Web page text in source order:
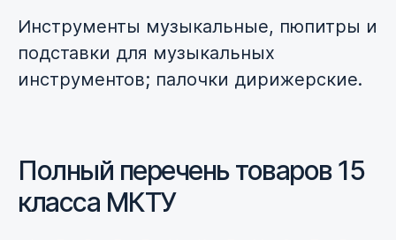
Инструменты музыкальные, пюпитры и
подставки для музыкальных
инструментов; палочки дирижерские.
Полный перечень товаров 15
класса МКТУ